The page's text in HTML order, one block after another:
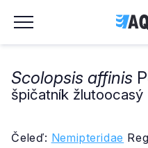
Scolopsis affinis
špičatník žlutoocasý
Čeleď: Nemipteridae